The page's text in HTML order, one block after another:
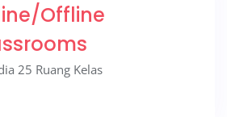
Offline
25 Ruang Kelas